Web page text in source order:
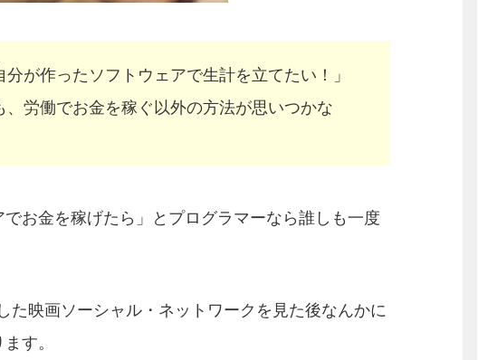
分が作ったソフトウェアで生計を立てたい！」
、労働でお金を稼ぐ以外の方法が思いつかな
でお金を稼げたら」とプログラマーなら誰しも一度
た映画ソーシャル・ネットワークを見た後なんかに
す。